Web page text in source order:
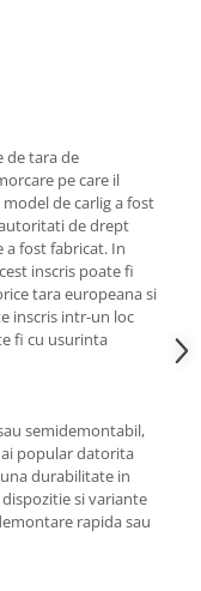
de tara de
pe care il
de carlig a fost
de drept
fost fabricat. In
inscris poate fi
tara europeana si
inscris intr-un loc
fi cu usurinta
semidemontabil,
popular datorita
durabilitate in
si variante
rapida sau